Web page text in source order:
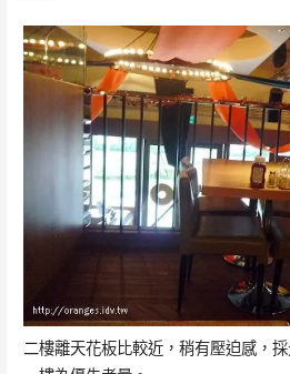
二樓離天花板比較近，稍有壓迫感，